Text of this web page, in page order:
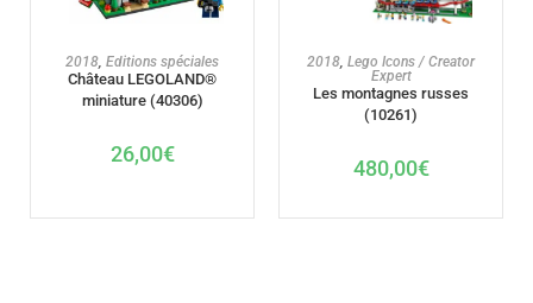
AJOUTER AU PANIER
2018, Editions spéciales
Château LEGOLAND®
miniature (40306)
26,00€
AJOUTER AU PANIER
2018, Lego Icons / Creator
Expert
Les montagnes russes
(10261)
480,00€